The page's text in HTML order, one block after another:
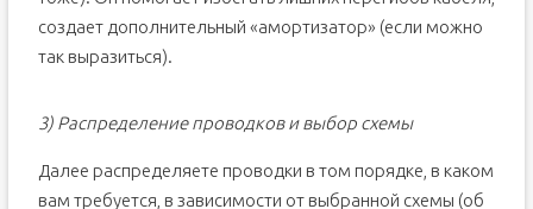
создает дополнительный «амортизатор» (если можно
так выразиться).
3) Распределение проводков и выбор схемы
Далее распределяете проводки в том порядке, в каком
вам требуется, в зависимости от выбранной схемы (об